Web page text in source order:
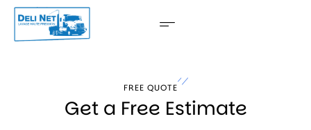
FREE QUOTE
Get a Free Estimate